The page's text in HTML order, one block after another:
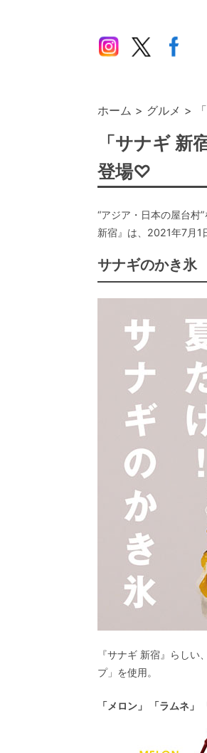
ホーム グルメ
「サナギ
登場♡
“アジア・日本の屋台村
新宿』は、2021年7月1
サナギのかき氷
『サナギ 新宿』らし
プ」を使用。
「メロン」 「ラムネ」